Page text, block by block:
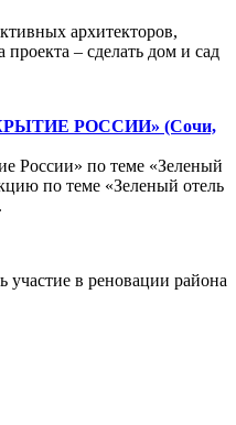
архитекторов,
– сделать дом и сад
РОССИИ» (Сочи,
России» по теме «Зеленый
по теме «Зеленый отель
участие в реновации района